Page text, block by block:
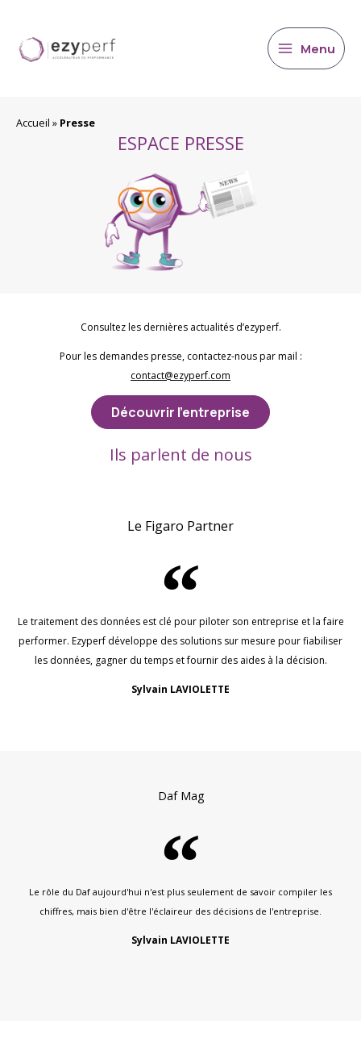
contenu
Menu
Accueil » Presse
ESPACE PRESSE
Consultez les dernières actualités d’ezyperf.
Pour les demandes presse, contactez-nous par mail :
contact@ezyperf.com
Découvrir l'entreprise
Ils parlent de nous
Le Figaro Partner
Le traitement des données est clé pour piloter son entreprise et la faire
performer. Ezyperf développe des solutions sur mesure pour fiabiliser
les données, gagner du temps et fournir des aides à la décision.
Sylvain LAVIOLETTE
Daf Mag
Le rôle du Daf aujourd'hui n'est plus seulement de savoir compiler les
chiffres, mais bien d'être l'éclaireur des décisions de l'entreprise.
Sylvain LAVIOLETTE